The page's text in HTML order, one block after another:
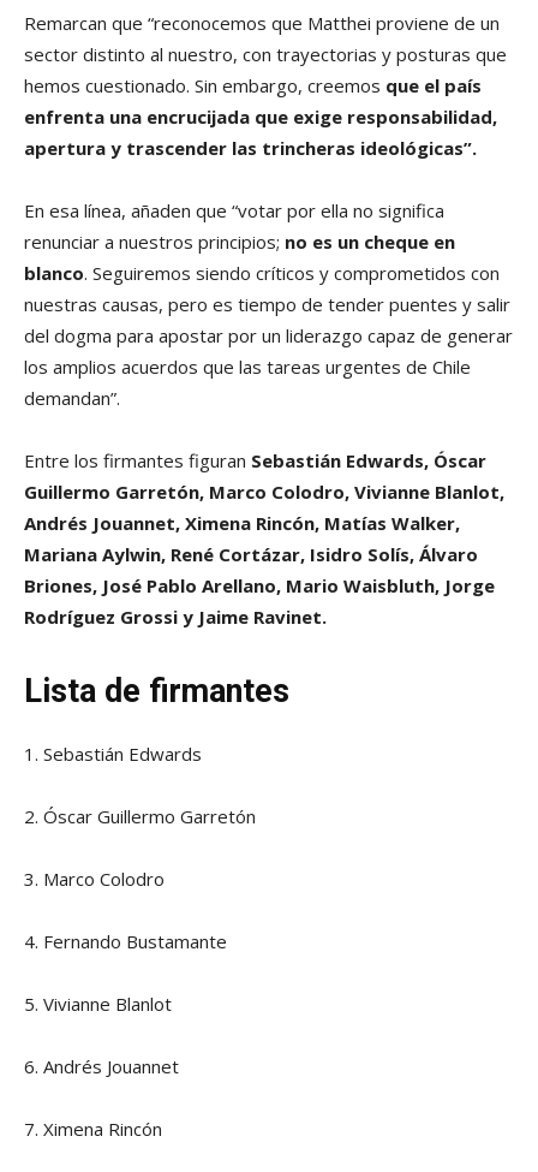
Remarcan que “reconocemos que Matthei proviene de un
sector distinto al nuestro, con trayectorias y posturas que
hemos cuestionado. Sin embargo, creemos que el país
enfrenta una encrucijada que exige responsabilidad,
apertura y trascender las trincheras ideológicas”.
En esa línea, añaden que “votar por ella no significa
renunciar a nuestros principios; no es un cheque en
blanco. Seguiremos siendo críticos y comprometidos con
nuestras causas, pero es tiempo de tender puentes y salir
del dogma para apostar por un liderazgo capaz de generar
los amplios acuerdos que las tareas urgentes de Chile
demandan”.
Entre los firmantes figuran Sebastián Edwards, Óscar
Guillermo Garretón, Marco Colodro, Vivianne Blanlot,
Andrés Jouannet, Ximena Rincón, Matías Walker,
Mariana Aylwin, René Cortázar, Isidro Solís, Álvaro
Briones, José Pablo Arellano, Mario Waisbluth, Jorge
Rodríguez Grossi y Jaime Ravinet.
Lista de firmantes
1. Sebastián Edwards
2. Óscar Guillermo Garretón
3. Marco Colodro
4. Fernando Bustamante
5. Vivianne Blanlot
6. Andrés Jouannet
7. Ximena Rincón